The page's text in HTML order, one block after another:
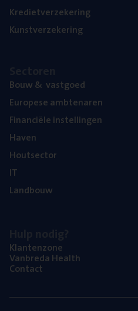
Kre­diet­ver­ze­ke­ring
Kunst­ver­ze­ke­ring
Bouw& vastgoed
Euro­pe­se ambtenaren
Finan­ci­ë­le instellingen
Haven
Hout­sec­tor
IT
Land­bouw
Klan­ten­zo­ne
Van­b­re­da Health
Con­tact